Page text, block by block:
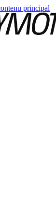
principal